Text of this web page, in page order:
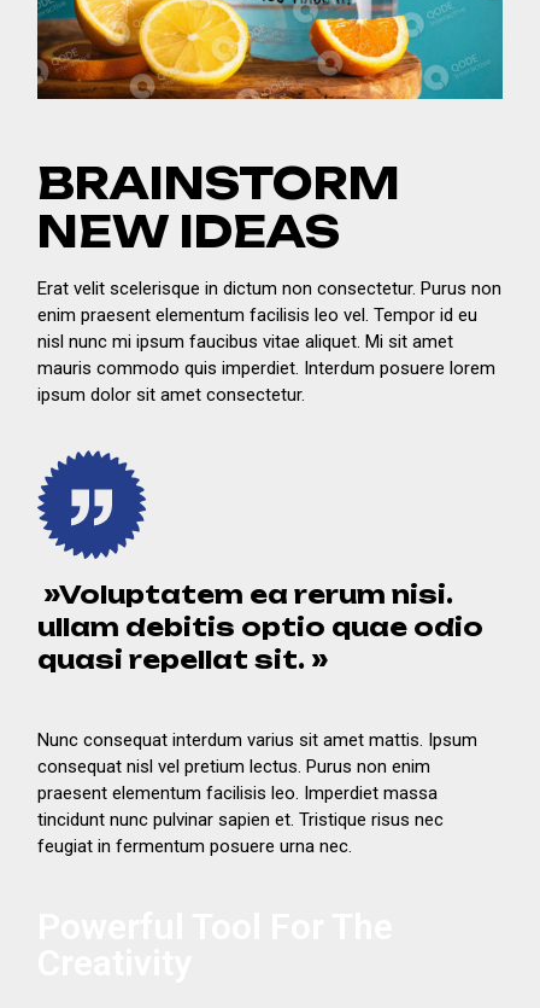
BRAINSTORM
NEW IDEAS
Erat velit scelerisque in dictum non consectetur. Purus non
enim praesent elementum facilisis leo vel. Tempor id eu
nisl nunc mi ipsum faucibus vitae aliquet. Mi sit amet
mauris commodo quis imperdiet. Interdum posuere lorem
ipsum dolor sit amet consectetur.
»Voluptatem ea rerum nisi.
ullam debitis optio quae odio
quasi repellat sit. »
Nunc consequat interdum varius sit amet mattis. Ipsum
consequat nisl vel pretium lectus. Purus non enim
praesent elementum facilisis leo. Imperdiet massa
tincidunt nunc pulvinar sapien et. Tristique risus nec
feugiat in fermentum posuere urna nec.